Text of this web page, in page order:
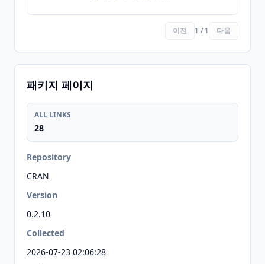
이전 1 / 1 다음
패키지 페이지
ALL LINKS
28
Repository
CRAN
Version
0.2.10
Collected
2026-07-23 02:06:28